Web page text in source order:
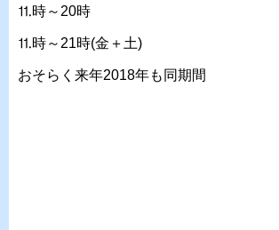
⒒時～20時
⒒時～21時(金＋土)
おそらく来年2018年も同期間